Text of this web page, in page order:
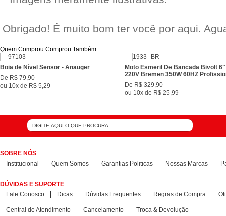
Obrigado! É muito bom ter você por aqui.
Quem Comprou Comprou Também
Boia de Nível Sensor - Anauger
DeR$ 79,90
ou 10x de R$ 5,29
Moto Esmeril De Bancada Bivolt 6"
220V Bremen 350W 60HZ
DeR$ 329,90
ou 10x de R$ 25,99
SOBRE NÓS
Institucional
Quem Somos Garantias Politicas Nossas Marcas
DÚVIDAS E SUPORTE
Fale Conosco
Dicas Dúvidas Frequentes Regras de Compra
Central de Atendimento Cancelamento Troca & Devolução